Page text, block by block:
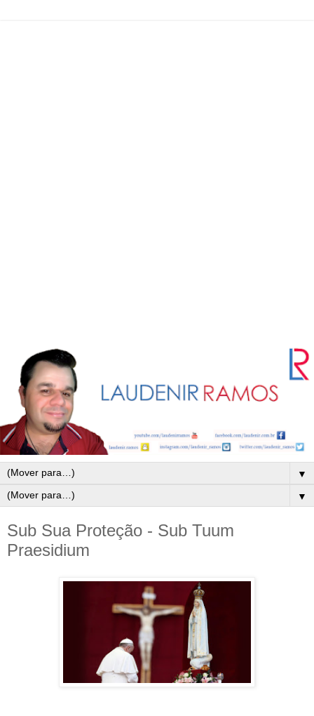
▼
▼
Sub Sua Proteção - Sub Tuum
Praesidium